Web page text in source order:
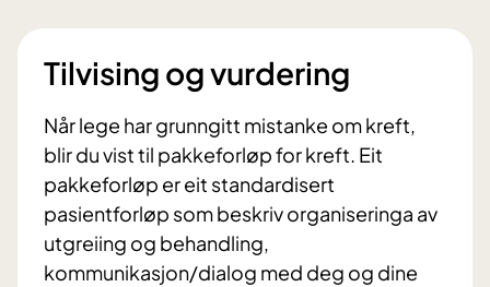
Tilvising og vurdering
Når lege har grunngitt mistanke om kreft,
blir du vist til pakkeforløp for kreft. Eit
pakkeforløp er eit standardisert
pasientforløp som beskriv organiseringa av
utgreiing og behandling,
kommunikasjon/dialog med deg og dine